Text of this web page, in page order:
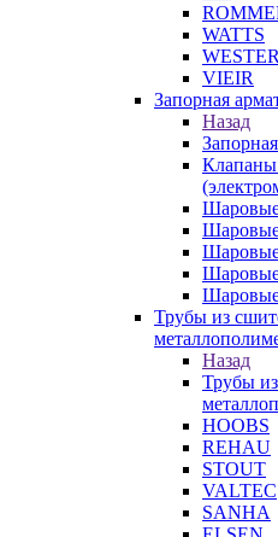
WATTS
WESTER
VIEIR
Запорная
Назад
Трубы из
Назад
Трубы
HOOBS
REHAU
STOUT
VALTEC
SANHA